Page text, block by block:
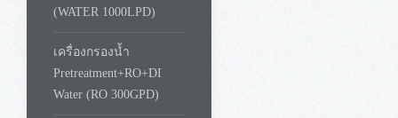
(WATER 1000LPD)
เครื่องกรองน้ำ
Pretreatment+RO+DI
Water (RO 300GPD)